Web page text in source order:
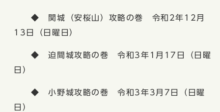
◆ 関城（安桜山）攻略の巻 令和2年12月
13日（日曜日）
◆ 迫間城攻略の巻 令和3年1月17日（日曜
日）
◆ 小野城攻略の巻 令和3年3月7日（日曜
日）